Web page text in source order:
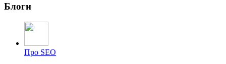
Блоги
Про SEO